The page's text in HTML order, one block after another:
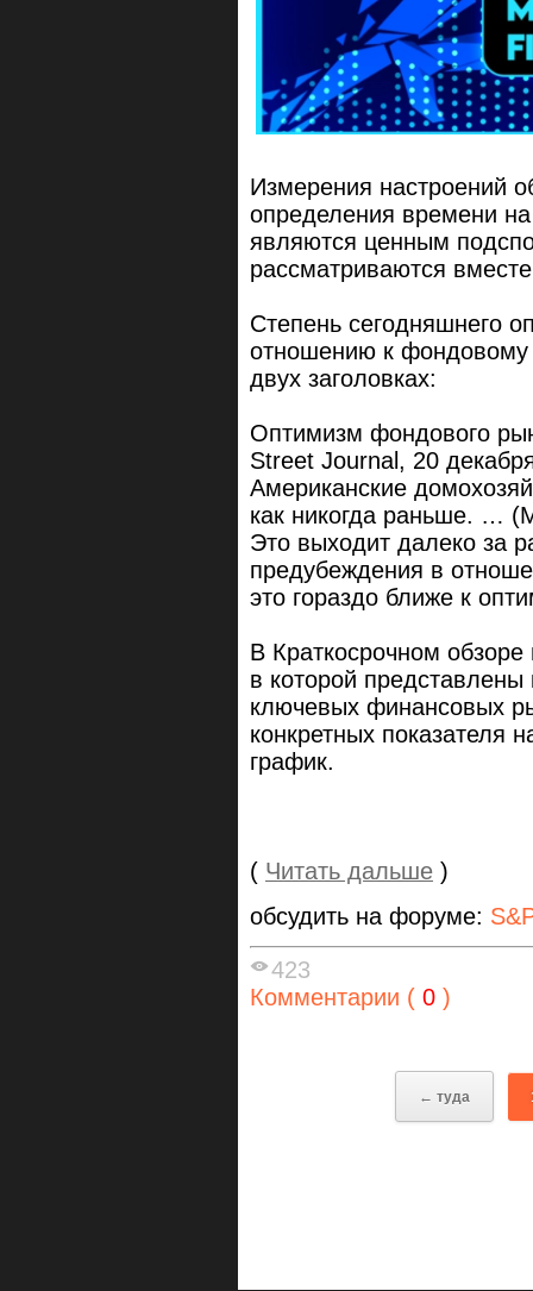
Измерения настроений
определения времени
являются ценным
рассматриваются
Степень сегодняшнего
отношению к
двух заголовках:
Оптимизм фондового
Street Journal, 20
Американские
как никогда раньше. …
Это выходит далеко за
предубеждения в
это гораздо ближе к
В Краткосрочном
в которой
ключевых финансовых
конкретных показателя
график.
( Читать дальше )
обсудить на форуме:
423
Комментарии ( 0 )
← туда